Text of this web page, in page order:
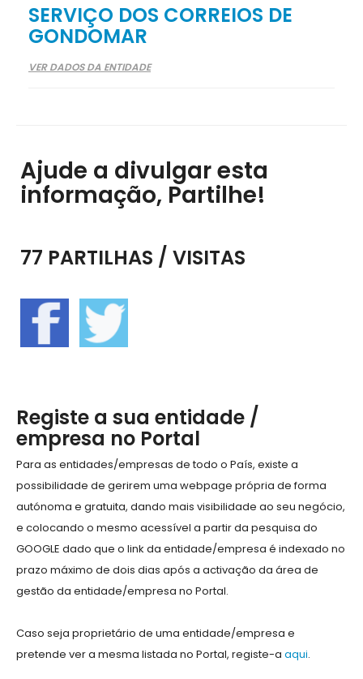
SERVIÇO DOS CORREIOS DE
GONDOMAR
VER DADOS DA ENTIDADE
Ajude a divulgar esta
informação, Partilhe!
77 PARTILHAS / VISITAS
Registe a sua entidade /
empresa no Portal
Para as entidades/empresas de todo o País, existe a
possibilidade de gerirem uma webpage própria de forma
autónoma e gratuita, dando mais visibilidade ao seu negócio,
e colocando o mesmo acessível a partir da pesquisa do
GOOGLE dado que o link da entidade/empresa é indexado no
prazo máximo de dois dias após a activação da área de
gestão da entidade/empresa no Portal.
Caso seja proprietário de uma entidade/empresa e
pretende ver a mesma listada no Portal, registe-a aqui.